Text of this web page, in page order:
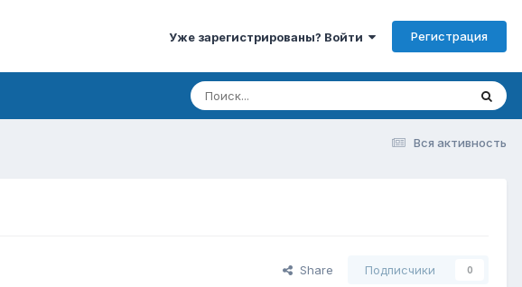
Уже зарегистрированы? Войти Регистрация
Вся активность
Share Подписчики 0